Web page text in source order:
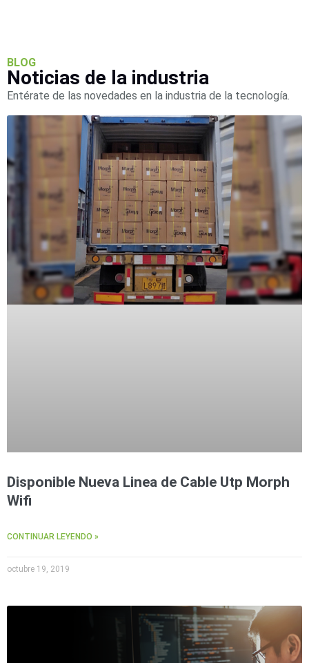
BLOG
Noticias de la industria
Entérate de las novedades en la industria de la tecnología.
Disponible Nueva Linea de Cable Utp Morph
Wifi
CONTINUAR LEYENDO »
octubre 19, 2019